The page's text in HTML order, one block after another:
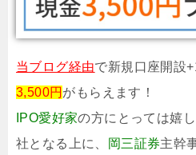
当ブログ経由で新規口座開設
3,500円 がもらえます！
IPO愛好家の方にとっては嬉
社となる上に、
岡三証券主幹